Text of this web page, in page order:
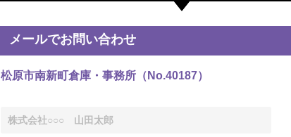
メールでお問い合わせ
松原市南新町倉庫・事務所（No.40187）